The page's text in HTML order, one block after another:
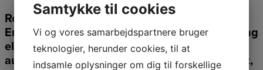
Robotplæneklippere –særlige vilkår
Enhverformforselvstændigadskillelse,
åbning
eller
indgrebienrobotplæneklipper
automatiskbortfaldafenhverreklamationsret,
Samtykke til cookies
Vi og vores samarbejdspartnere bruger
teknologier, herunder cookies, til at
indsamle oplysninger om dig til forskellige